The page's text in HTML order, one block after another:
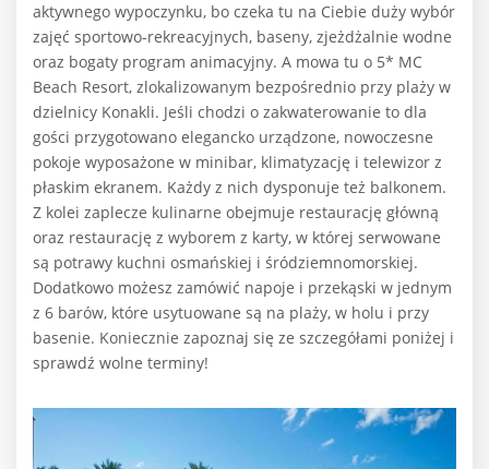
aktywnego wypoczynku, bo czeka tu na Ciebie duży wybór
zajęć sportowo-rekreacyjnych, baseny, zjeżdżalnie wodne
oraz bogaty program animacyjny. A mowa tu o 5* MC
Beach Resort, zlokalizowanym bezpośrednio przy plaży w
dzielnicy Konakli. Jeśli chodzi o zakwaterowanie to dla
gości przygotowano elegancko urządzone, nowoczesne
pokoje wyposażone w minibar, klimatyzację i telewizor z
płaskim ekranem. Każdy z nich dysponuje też balkonem.
Z kolei zaplecze kulinarne obejmuje restaurację główną
oraz restaurację z wyborem z karty, w której serwowane
są potrawy kuchni osmańskiej i śródziemnomorskiej.
Dodatkowo możesz zamówić napoje i przekąski w jednym
z 6 barów, które usytuowane są na plaży, w holu i przy
basenie. Koniecznie zapoznaj się ze szczegółami poniżej i
sprawdź wolne terminy!